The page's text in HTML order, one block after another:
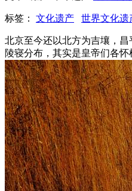
标签： 文化遗产 世界文化遗
北京至今还以北方为吉壤，
陵寝分布，其实是皇帝们各